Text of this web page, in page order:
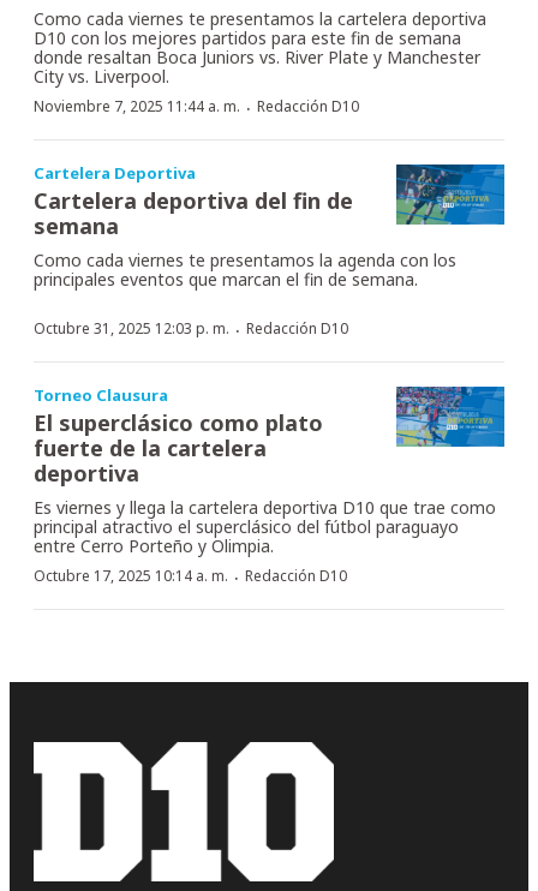
Como cada viernes te presentamos la cartelera deportiva
D10 con los mejores partidos para este fin de semana
donde resaltan Boca Juniors vs. River Plate y Manchester
City vs. Liverpool.
Noviembre 7, 2025 11:44 a. m. · Redacción D10
Cartelera Deportiva
Cartelera deportiva del fin de
semana
Como cada viernes te presentamos la agenda con los
principales eventos que marcan el fin de semana.
Octubre 31, 2025 12:03 p. m. · Redacción D10
Torneo Clausura
El superclásico como plato
fuerte de la cartelera
deportiva
Es viernes y llega la cartelera deportiva D10 que trae como
principal atractivo el superclásico del fútbol paraguayo
entre Cerro Porteño y Olimpia.
Octubre 17, 2025 10:14 a. m. · Redacción D10